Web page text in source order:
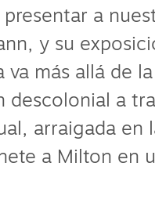
a
y su
más allá de
a
arraigada en
a Milton en